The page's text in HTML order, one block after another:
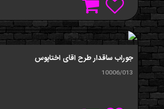
جوراب ساقدار طرح اقای اختاپوس
10006/013